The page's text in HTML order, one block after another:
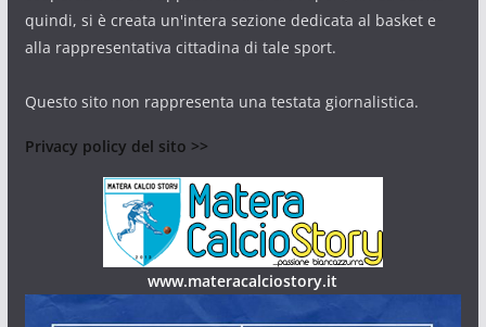
quindi, si è creata un'intera sezione dedicata al basket e
alla rappresentativa cittadina di tale sport.
Questo sito non rappresenta una testata giornalistica.
Privacy policy del sito >>
www.materacalciostory.it